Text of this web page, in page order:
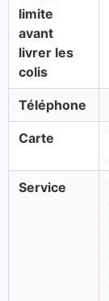
limite
avant
livrer les
colis
Téléphone
Carte
Service